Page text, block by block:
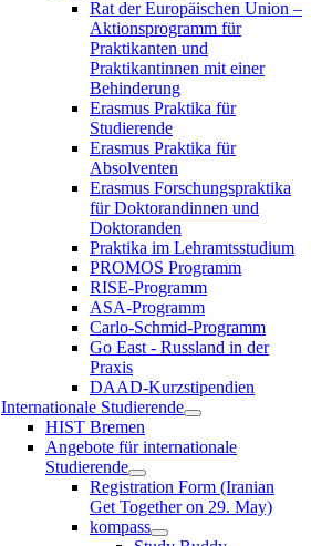
Rat der Europäischen Union –
Aktionsprogramm für
Praktikanten und
Praktikantinnen mit einer
Behinderung
Erasmus Praktika für
Studierende
Erasmus Praktika für
Absolventen
Erasmus Forschungspraktika
für Doktorandinnen und
Doktoranden
Praktika im Lehramtsstudium
PROMOS Programm
RISE-Programm
ASA-Programm
Carlo-Schmid-Programm
Go East - Russland in der
Praxis
DAAD-Kurzstipendien
Internationale Studierende
HIST Bremen
Angebote für internationale
Studierende
Registration Form (Iranian
Get Together on 29. May)
kompass